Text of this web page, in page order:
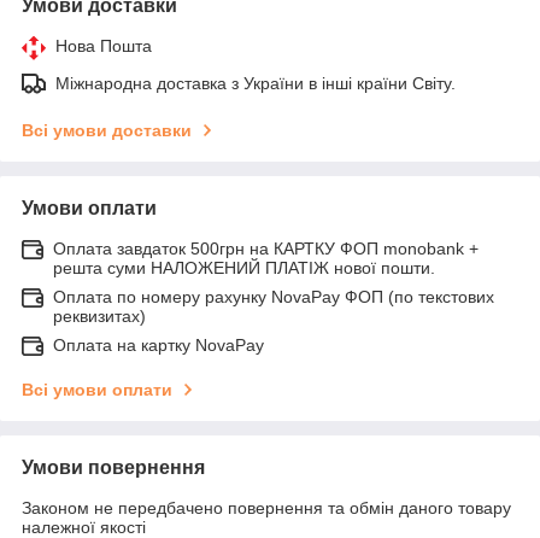
Умови доставки
Нова Пошта
Міжнародна доставка з України в інші країни Світу.
Всі умови доставки
Умови оплати
Оплата завдаток 500грн на КАРТКУ ФОП monobank +
решта суми НАЛОЖЕНИЙ ПЛАТІЖ нової пошти.
Оплата по номеру рахунку NovaPay ФОП (по текстових
реквизитах)
Оплата на картку NovaPay
Всі умови оплати
Умови повернення
Законом не передбачено повернення та обмін даного товару
належної якості